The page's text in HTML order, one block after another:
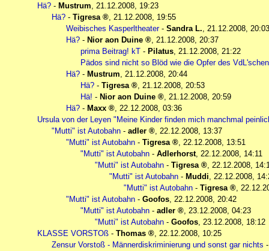
Hä? - Mustrum, 21.12.2008, 19:23
Hä? - Tigresa , 21.12.2008, 19:55
Weibisches Kasperltheater- Sandra L., 21.12.2008, 20:03
Hä? - Nior aon Duine , 21.12.2008, 20:37
prima Beitrag! kT - Pilatus, 21.12.2008, 21:22
Pädos sind nicht so Blöd wie die Opfer des
Hä? - Mustrum, 21.12.2008, 20:44
Hä? - Tigresa , 21.12.2008, 20:53
Hä! - Nior aon Duine , 21.12.2008, 20:59
Hä? - Maxx , 22.12.2008, 03:36
Ursula von der Leyen "Meine Kinder finden mich manchmal
"Mutti" ist Autobahn - adler , 22.12.2008, 13:37
"Mutti" ist Autobahn - Tigresa , 22.12.2008, 13:51
"Mutti" ist Autobahn - Adlerhorst, 22.12.2008, 14:11
"Mutti" ist Autobahn - Tigresa , 22.12.2008,
"Mutti" ist Autobahn - Muddi, 22.12.2008,
"Mutti" ist Autobahn - Tigresa ,
"Mutti" ist Autobahn - Goofos, 22.12.2008, 20:42
"Mutti" ist Autobahn - adler , 23.12.2008, 04:23
"Mutti" ist Autobahn - Goofos, 23.12.2008, 18:12
KLASSE VORSTOß - Thomas , 22.12.2008, 10:25
Zensur Vorstoß - Männerdiskriminierung und sonst gar nichts